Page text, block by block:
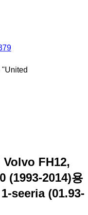
"United
FH12,
(1993-2014)용
seeria (01.93-